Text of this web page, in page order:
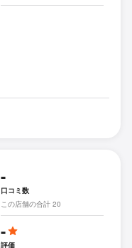
-
口コミ数
この店舗の合計 20
-
評価